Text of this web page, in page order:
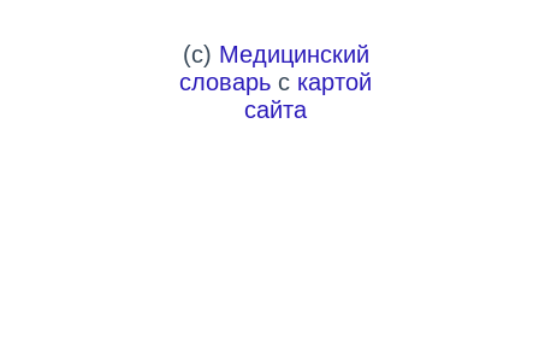
(c) Медицинский
словарь с картой
сайта